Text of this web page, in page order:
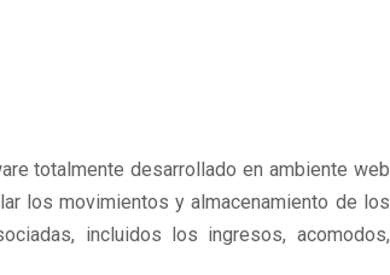
totalmente desarrollado en ambiente web
los movimientos y almacenamiento de los
incluidos los ingresos, acomodos,